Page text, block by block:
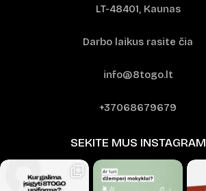
LT-48401, Kaunas
Darbo laikus rasite čia
info@8togo.lt
+37068679679
SEKITE MUS INSTAGRAM